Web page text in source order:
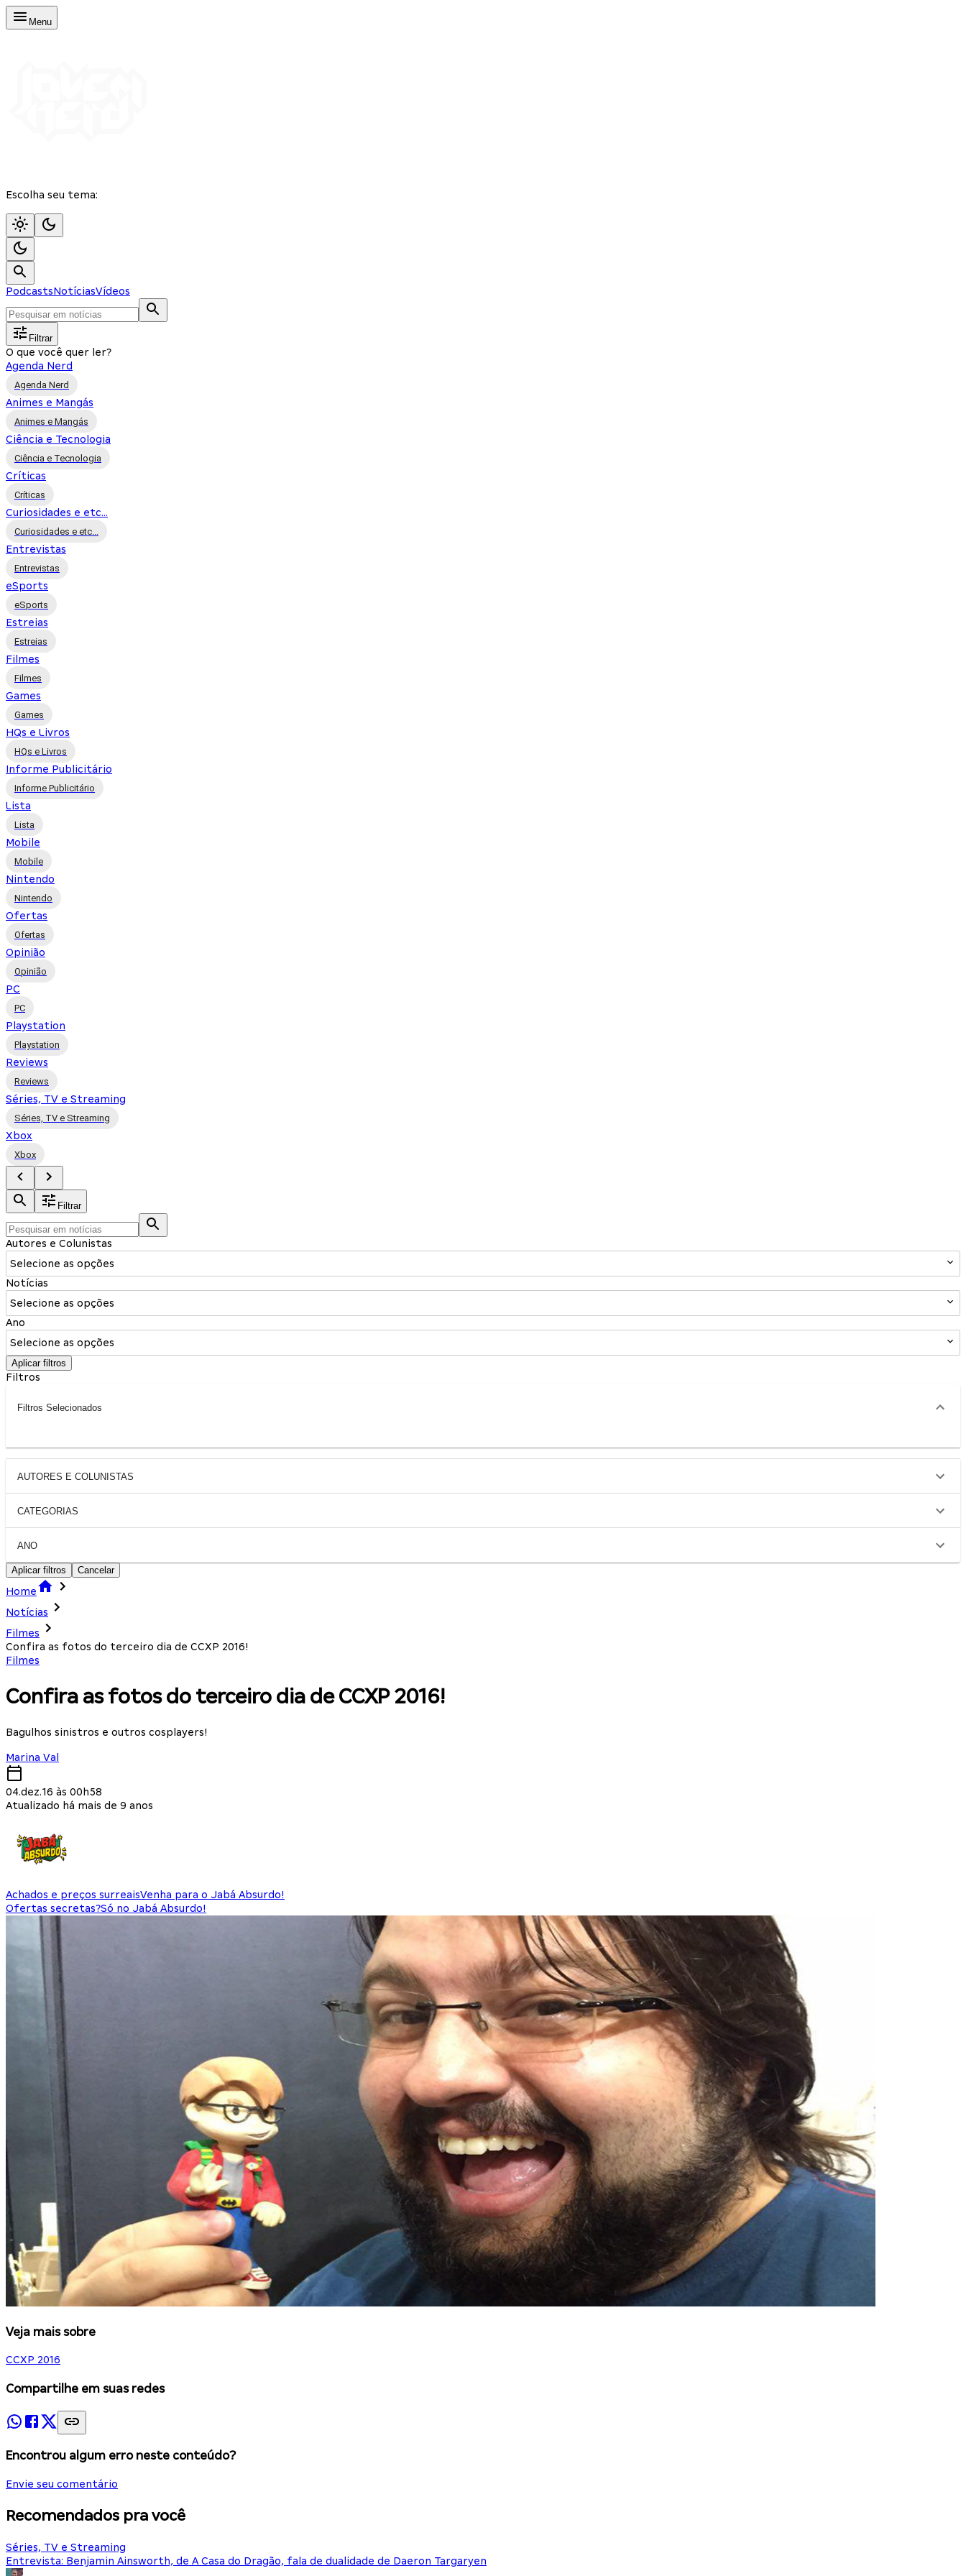
Menu
Escolha seu tema:
PodcastsNotíciasVídeos
Filtrar
O que você quer ler?
Agenda Nerd
Agenda Nerd
Animes e Mangás
Animes e Mangás
Ciência e Tecnologia
Ciência e Tecnologia
Críticas
Críticas
Curiosidades e etc...
Curiosidades e etc...
Entrevistas
Entrevistas
eSports
eSports
Estreias
Estreias
Filmes
Filmes
Games
Games
HQs e Livros
HQs e Livros
Informe Publicitário
Informe Publicitário
Lista
Lista
Mobile
Mobile
Nintendo
Nintendo
Ofertas
Ofertas
Opinião
Opinião
PC
PC
Playstation
Playstation
Reviews
Reviews
Séries, TV e Streaming
Séries, TV e Streaming
Xbox
Xbox
Filtrar
Autores e Colunistas
Selecione as opções
Notícias
Selecione as opções
Ano
Selecione as opções
Aplicar filtros
Filtros
Filtros Selecionados
AUTORES E COLUNISTAS
CATEGORIAS
ANO
Aplicar filtros Cancelar
Home
Notícias
Filmes
Confira as fotos do terceiro dia de CCXP 2016!
Filmes
Confira as fotos do terceiro dia de CCXP 2016!
Bagulhos sinistros e outros cosplayers!
Marina Val
04.dez.16 às 00h58
Atualizado há mais de 9 anos
Achados e preços surreaisVenha para o Jabá Absurdo!
Ofertas secretas?Só no Jabá Absurdo!
Veja mais sobre
CCXP 2016
Compartilhe em suas redes
Encontrou algum erro neste conteúdo?
Envie seu comentário
Recomendados pra você
Séries, TV e Streaming
Entrevista: Benjamin Ainsworth, de A Casa do Dragão, fala de dualidade de Daeron Targaryen